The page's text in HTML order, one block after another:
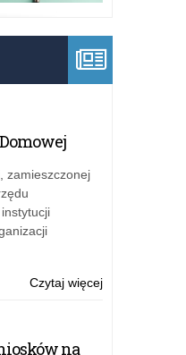
zamieszczonej
Czytaj więcejo:
na